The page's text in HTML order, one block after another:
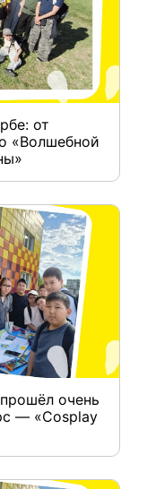
от
«Волшебной
очень
— «Cosplay